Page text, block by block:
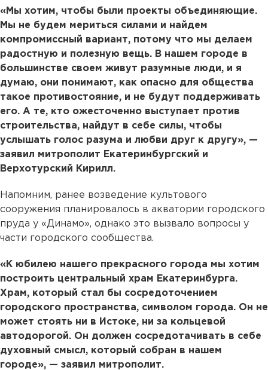
«Мы хотим, чтобы были проекты объединяющие.
Мы не будем мериться силами и найдем
компромиссный вариант, потому что мы делаем
радостную и полезную вещь. В нашем городе в
большинстве своем живут разумные люди, и я
думаю, они понимают, как опасно для общества
такое противостояние, и не будут поддерживать
его. А те, кто ожесточенно выступает против
строительства, найдут в себе силы, чтобы
услышать голос разума и любви друг к другу», —
заявил митрополит Екатеринбургский и
Верхотурский Кирилл.
Напомним, ранее возведение культового
сооружения планировалось в акватории городского
пруда у «Динамо», однако это вызвало вопросы у
части городского сообщества.
«К юбилею нашего прекрасного города мы хотим
построить центральный храм Екатеринбурга.
Храм, который стал бы сосредоточением
городского пространства, символом города. Он не
может стоять ни в Истоке, ни за кольцевой
автодорогой. Он должен сосредотачивать в себе
духовный смысл, который собран в нашем
городе», — заявил митрополит.